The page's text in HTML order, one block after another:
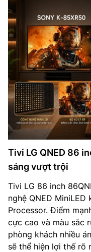
Tivi LG QNED 86
sáng vượt trội
Tivi LG 86 inch
nghệ QNED
Processor. Điểm
cực cao và màu sắc
phòng khách nhiều
sẽ thể hiện lợi thế rõ